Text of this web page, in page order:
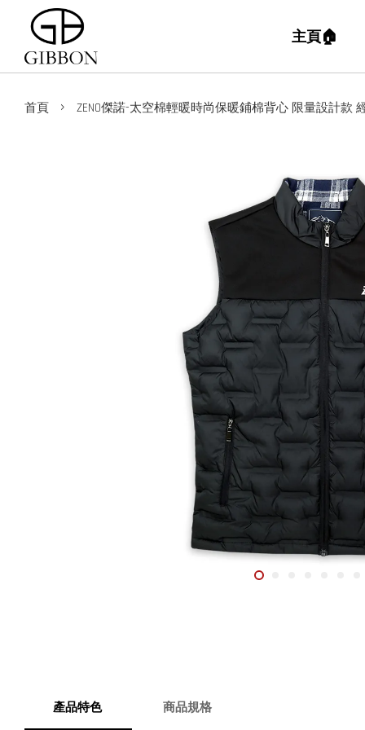
主頁🏠
首頁 › ZENO傑諾-太空棉輕暖時尚保暖鋪棉背心 限量設計款
產品特色 商品規格